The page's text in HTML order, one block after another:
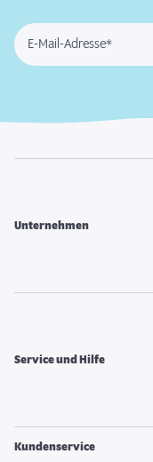
E-Mail-Adresse*
Unternehmen
Service und Hilfe
Kundenservice